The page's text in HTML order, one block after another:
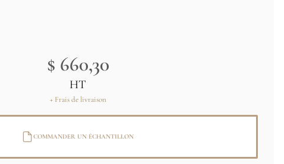
$ 660,30
HT
+ Frais de livraison
COMMANDER UN ÉCHANTILLON